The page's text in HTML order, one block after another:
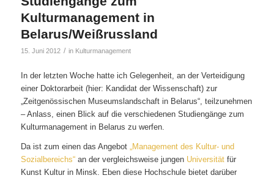
Kulturmanagement in
Belarus/Weißrussland
15. Juni 2012 / in Kulturmanagement
In der letzten Woche hatte ich Gelegenheit, an der Verteidigung
einer Doktorarbeit (hier: Kandidat der Wissenschaft) zur
„Zeitgenössischen Museumslandschaft in Belarus“, teilzunehmen
– Anlass, einen Blick auf die verschiedenen Studiengänge zum
Kulturmanagement in Belarus zu werfen.
Da ist zum einen das Angebot
„Management des Kultur- und
Sozialbereichs“an der vergleichsweise jungen Universität für
Kunst Kultur in Minsk. Eben diese Hochschule bietet darüber